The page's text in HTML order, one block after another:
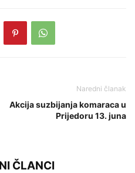
Naredni članak
Akcija suzbijanja komaraca u
Prijedoru 13. juna
ČLANCI